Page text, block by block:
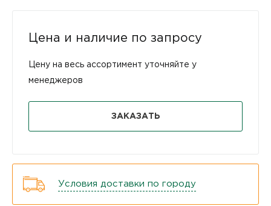
Цена и наличие по запросу
Цену на весь ассортимент уточняйте у
менеджеров
ЗАКАЗАТЬ
Условия доставки по городу